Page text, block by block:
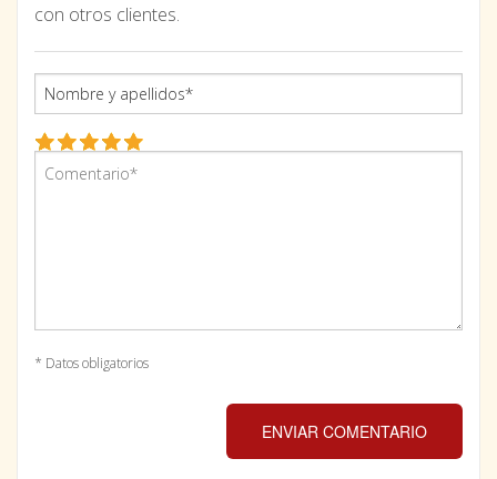
con otros clientes.
* Datos obligatorios
ENVIAR COMENTARIO